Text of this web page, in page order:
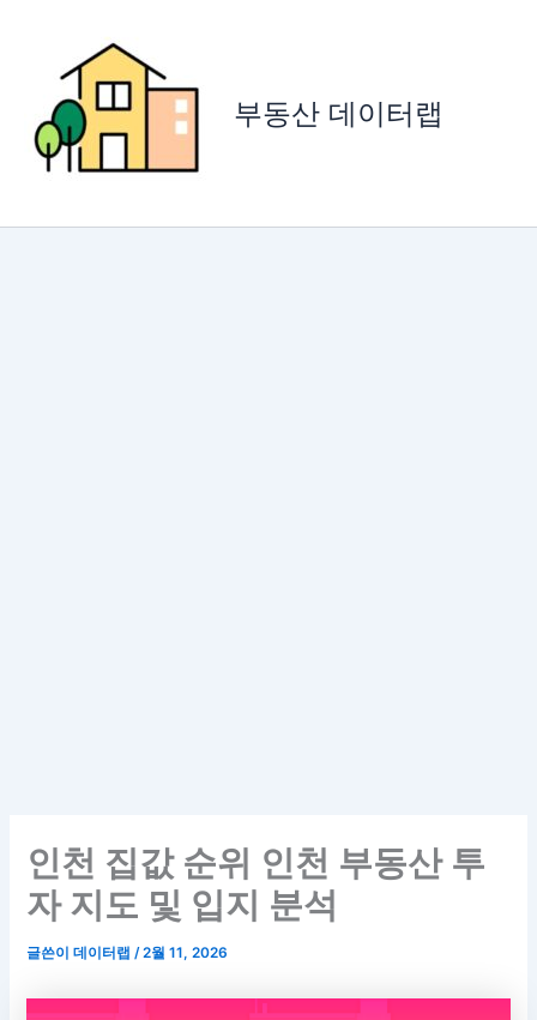
부동산 데이터랩
인천 집값 순위 인천 부동산 투
자 지도 및 입지 분석
글쓴이데이터랩/2월 11, 2026